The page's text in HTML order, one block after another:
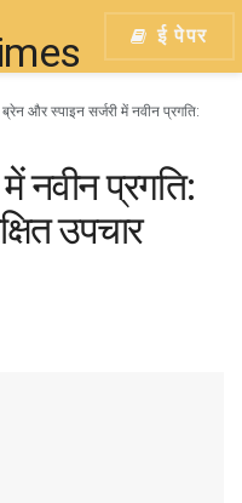
ई पेपर
ब्रेन और स्पाइन सर्जरी में नवीन प्रगति:
नवीन प्रगति:
उपचार